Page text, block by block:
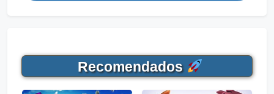
Recomendados